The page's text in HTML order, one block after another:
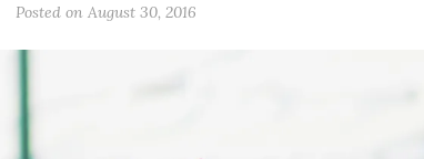
Posted on August 30, 2016